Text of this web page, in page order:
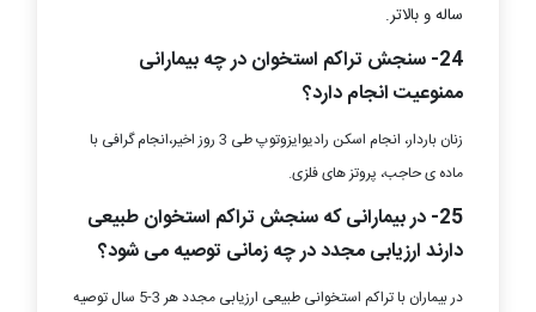
ساله و بالاتر.
24- سنجش تراکم استخوان در چه بیمارانی
ممنوعیت انجام دارد؟
زنان باردار، انجام اسکن رادیوایزوتوپ طی 3 روز اخیر،انجام گرافی با
ماده ی حاجب، پروتز های فلزی.
25- در بیمارانی که سنجش تراکم استخوان طبیعی
دارند ارزیابی مجدد در چه زمانی توصیه می شود؟
در بیماران با تراکم استخوانی طبیعی ارزیابی مجدد هر 3-5 سال توصیه